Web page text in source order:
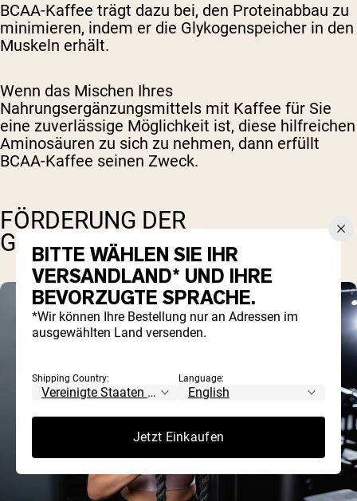
BCAA-Kaffee trägt dazu bei, den Proteinabbau zu
minimieren, indem er die Glykogenspeicher in den
Muskeln erhält.
Wenn das Mischen Ihres
Nahrungsergänzungsmittels mit Kaffee für Sie
eine zuverlässige Möglichkeit ist, diese hilfreichen
Aminosäuren zu sich zu nehmen, dann erfüllt
BCAA-Kaffee seinen Zweck.
FÖRDERUNG DER
GEHIRNGESUNDHEIT
BITTE WÄHLEN SIE IHR
VERSANDLAND* UND IHRE
BEVORZUGTE SPRACHE.
*Wir können Ihre Bestellung nur an Adressen im
ausgewählten Land versenden.
Shipping Country: Language:
Jetzt Einkaufen